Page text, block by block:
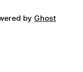
by Ghost